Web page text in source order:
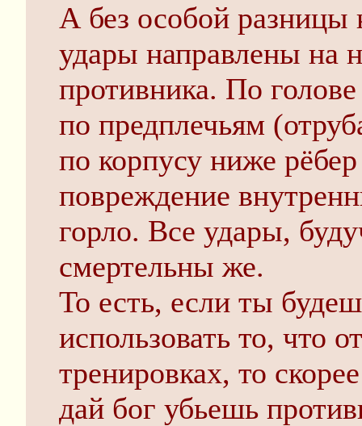
А без особой разницы
удары направлены на
противника. По
по предплечьям
по корпусу ниже
повреждение
горло. Все удары,
смертельны же.
То есть, если ты
использовать то, что
тренировках, то
дай бог убьешь